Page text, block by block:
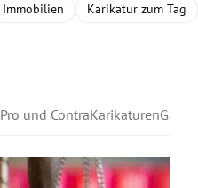
Immobilien Karikatur zum Tag
Pro und ContraKarikaturen